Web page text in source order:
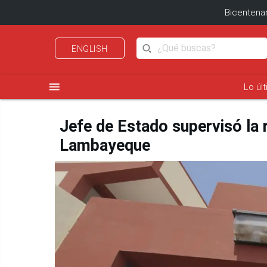
ENGLISH
menu Lo
Jefe de Estado supervisó
Lambayeque